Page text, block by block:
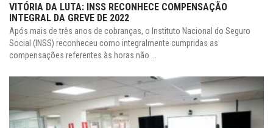
VITÓRIA DA LUTA: INSS RECONHECE COMPENSAÇÃO
INTEGRAL DA GREVE DE 2022
Após mais de três anos de cobranças, o Instituto Nacional do Seguro
Social (INSS) reconheceu como integralmente cumpridas as
compensações referentes às horas não ...